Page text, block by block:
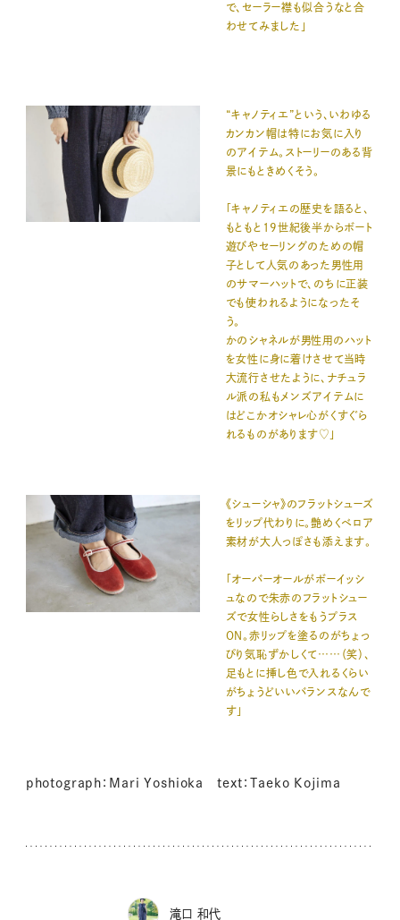
で、セーラー襟も似合うなと合
わせてみました」
“キャノティエ”という、いわゆる
カンカン帽は特にお気に入り
のアイテム。ストーリーのある背
景にもときめくそう。
「キャノティエの歴史を語ると、
もともと19世紀後半からボート
遊びやセーリングのための帽
子として人気のあった男性用
のサマーハットで、のちに正装
でも使われるようになったそ
う。
かのシャネルが男性用のハット
を女性に身に着けさせて当時
大流行させたように、ナチュラ
ル派の私もメンズアイテムに
はどこかオシャレ心がくすぐら
れるものがあります♡」
《シューシャ》のフラットシューズ
をリップ代わりに。艶めくベロア
素材が大人っぽさも添えます。
「オーバーオールがボーイッシ
ュなので朱赤のフラットシュー
ズで女性らしさをもうプラス
ON。赤リップを塗るのがちょっ
ぴり気恥ずかしくて……（笑）、
足もとに挿し色で入れるくらい
がちょうどいいバランスなんで
す」
photograph：Mari Yoshioka text：Taeko Kojima
滝口 和代